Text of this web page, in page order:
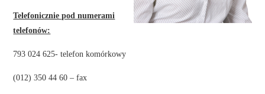
Telefonicznie pod numerami
telefonów:
793 024 625- telefon komórkowy
(012) 350 44 60 – fax